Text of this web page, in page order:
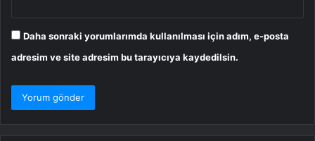
Daha sonraki yorumlarımda kullanılması için adım, e-posta
adresim ve site adresim bu tarayıcıya kaydedilsin.